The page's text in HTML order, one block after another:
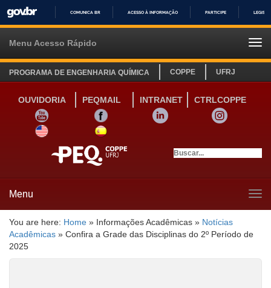
IR
COMUNICA BR ACESSO À INFORMAÇÃO PARTICIPE
Menu Acesso Rápido
PROGRAMA DE ENGENHARIA QUÍMICA COPPE UFRJ
OUVIDORIA PEQMAIL INTRANET
CTRLCOPPE
YOUTUBE
FACEBOOK LINKEDIN
INSTAGRAM
SITE INGLÊS
LINK SITE ESPANHOL
Menu
You are here: Home » Informações Acadêmicas » Notícias
Acadêmicas » Confira a Grade das Disciplinas do 2º Período de
2025